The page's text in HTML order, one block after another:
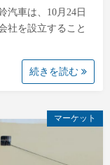
汽車は、10月24日
社を設立すること
続きを読む
マーケット